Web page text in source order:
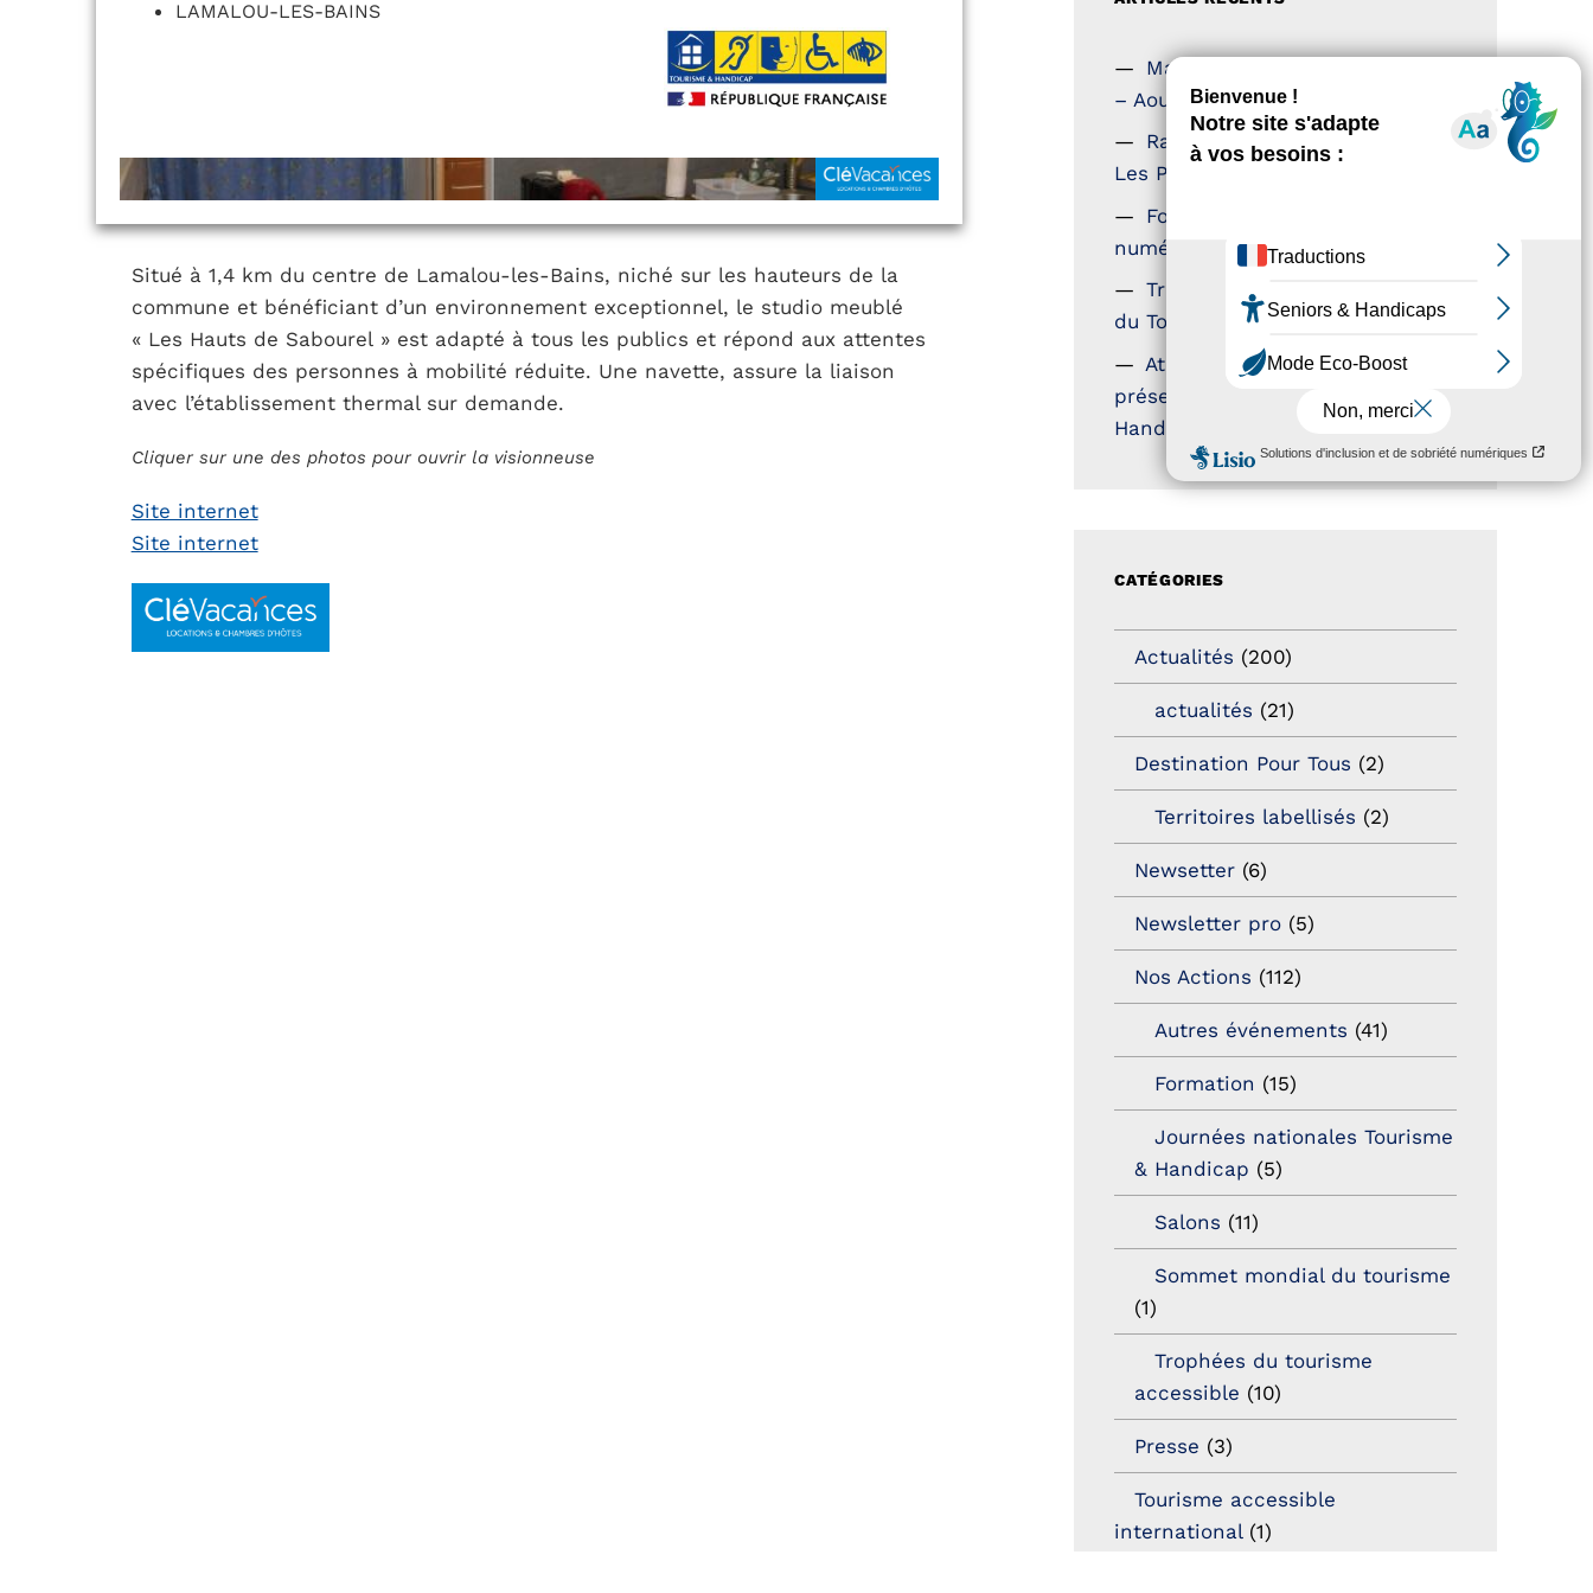
LAMALOU-LES-BAINS
Situé à 1,4 km du centre de Lamalou-les-Bains, niché sur les hauteurs de la
commune et bénéficiant d’un environnement exceptionnel, le studio meublé
« Les Hauts de Sabourel » est adapté à tous les publics et répond aux attentes
spécifiques des personnes à mobilité réduite. Une navette, assure la liaison
avec l’établissement thermal sur demande.
Cliquer sur une des photos pour ouvrir la visionneuse
Site internet
Site internet
Magazine Tourisme Accessible
– Aout 2026
Rallye Aicha des Gazelles –
Les Petillantes
Formation Communication
numérique
Trophées Horizons – Acteurs
du Tourisme Durable
Atout France – flyer
présentation label Tourisme &
Handicap
CATÉGORIES
Actualités (200)
actualités (21)
Destination Pour Tous (2)
Territoires labellisés (2)
Newsetter (6)
Newsletter pro (5)
Nos Actions (112)
Autres événements (41)
Formation (15)
Journées nationales Tourisme
& Handicap (5)
Salons (11)
Sommet mondial du tourisme
(1)
Trophées du tourisme
accessible (10)
Presse (3)
Tourisme accessible
international(1)